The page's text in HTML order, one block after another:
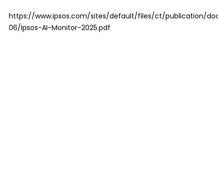
https://www.ipsos.com/sites/default/files/ct/publication/
06/Ipsos-AI-Monitor-2025.pdf